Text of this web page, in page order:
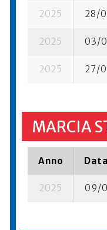
2025 28/
2025 03/
2025 27/
MARCIA
Anno Data
2025 09/